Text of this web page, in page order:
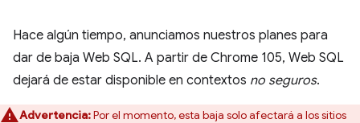
Hace algún tiempo, anunciamos nuestros planes para
dar de baja Web SQL. A partir de Chrome 105, Web SQL
dejará de estar disponible en contextos no seguros.
Advertencia:Por el momento, esta baja solo afectará a los sitios